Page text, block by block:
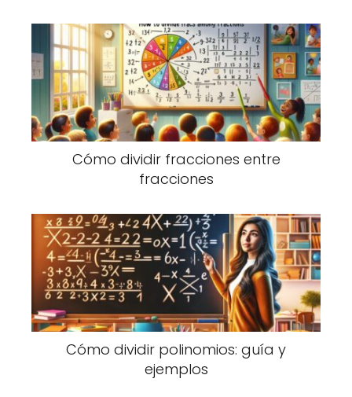
Cómo dividir fracciones entre
fracciones
Cómo dividir polinomios: guía y
ejemplos